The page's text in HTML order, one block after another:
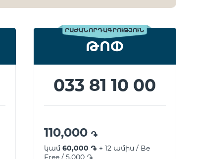
ԲԱԺԱՆՈՐԴԱԳՐՈՒԹՅՈՒՆ
ԹՈՓ
033 81 10 00
110,000 ֏
կամ 60,000 ֏ + 12 ամիս / Be
Free / 5,000 ֏